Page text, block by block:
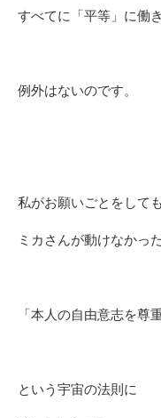
すべてに「平等」に働き
例外はないのです。
私がお願いごとをしても
ミカさんが動けなかっ
「本人の自由意志を尊
という宇宙の法則に